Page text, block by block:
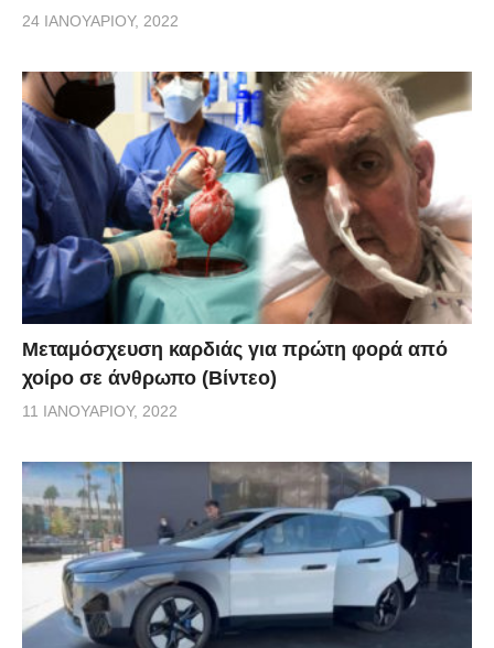
24 ΙΑΝΟΥΑΡΊΟΥ, 2022
Μεταμόσχευση καρδιάς για πρώτη φορά από
χοίρο σε άνθρωπο (Βίντεο)
11 ΙΑΝΟΥΑΡΊΟΥ, 2022